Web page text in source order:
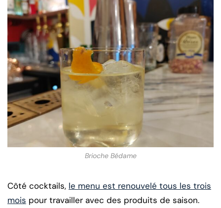
Brioche Bédame
Côté cocktails, le menu est renouvelé tous les trois
mois pour travailler avec des produits de saison.